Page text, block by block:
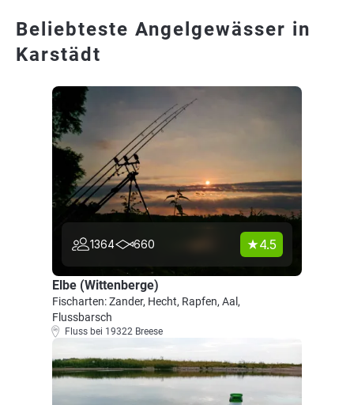
Beliebteste Angelgewässer in
Karstädt
1364 660 4.5
Elbe (Wittenberge)
Fischarten: Zander, Hecht, Rapfen, Aal,
Flussbarsch
Fluss bei 19322 Breese